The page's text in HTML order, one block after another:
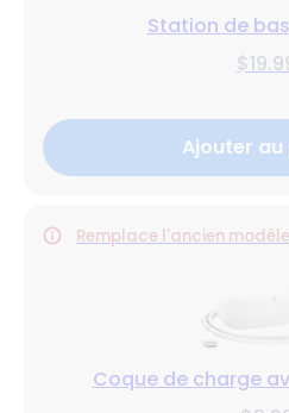
Station de
Ajouter au
Remplace l'ancien modèle
Coque de charge